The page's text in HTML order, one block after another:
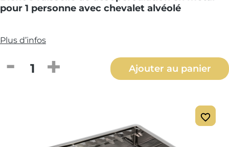
pour 1 personne avec chevalet alvéolé
Plus d’infos
Quantité de produit : Entrez la
Ajouter au panier